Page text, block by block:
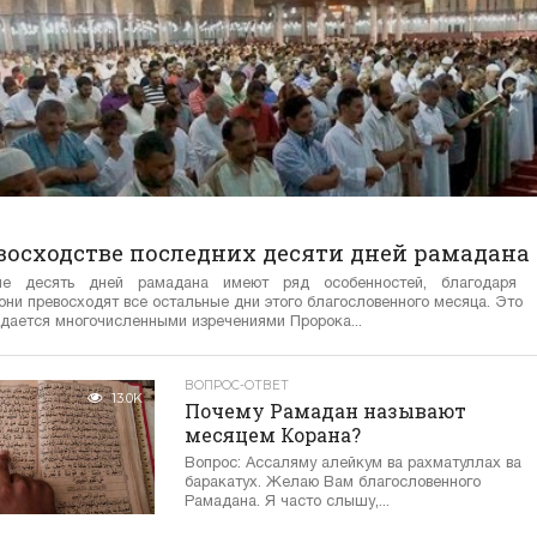
последних десяти дней рамадана
десять дней рамадана имеют ряд особенностей, благодаря
превосходят все остальные дни этого благословенного месяца. Это
многочисленными изречениями Пророка...
13.0K
ВОПРОС-ОТВЕТ
Почему Рамадан называют
месяцем Корана?
Вопрос: Ассаляму алейкум ва рахматуллах ва
баракатух. Желаю Вам благословенного
Рамадана. Я часто слышу,...